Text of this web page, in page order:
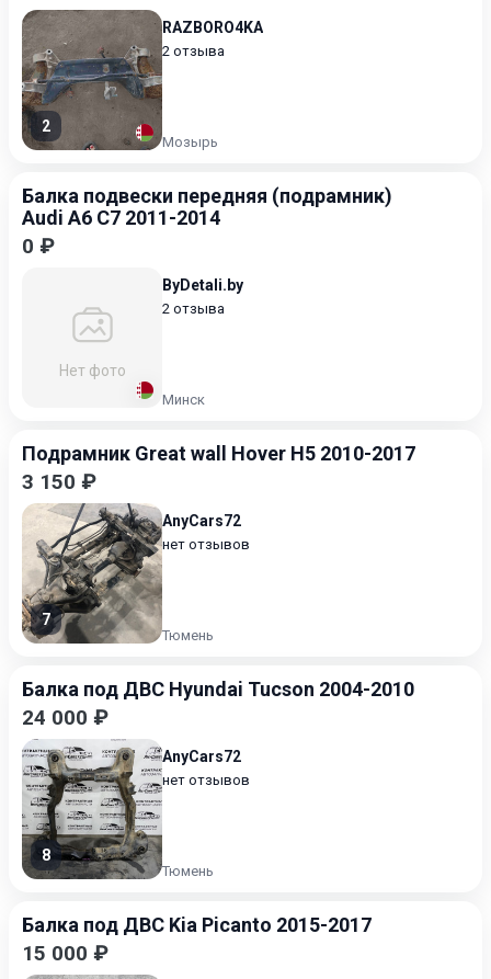
2
RAZBORO4KA
2 отзыва
Мозырь
Балка подвески передняя (подрамник)
Audi A6 C7 2011-2014
0 ₽
Нет фото
ByDetali.by
2 отзыва
Минск
Подрамник Great wall Hover H5 2010-2017
3 150 ₽
7
AnyCars72
нет отзывов
Тюмень
Балка под ДВС Hyundai Tucson 2004-2010
24 000 ₽
8
AnyCars72
нет отзывов
Тюмень
Балка под ДВС Kia Picanto 2015-2017
15 000 ₽